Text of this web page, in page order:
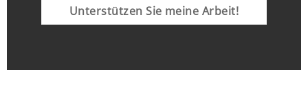
Unterstützen Sie meine Arbeit!